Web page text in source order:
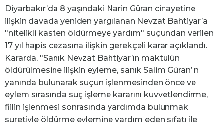
Diyarbakır’da 8 yaşındaki Narin Güran cinayetine
ilişkin davada yeniden yargılanan Nevzat Bahtiyar’a
"nitelikli kasten öldürmeye yardım" suçundan verilen
17 yıl hapis cezasına ilişkin gerekçeli karar açıklandı.
Kararda, "Sanık Nevzat Bahtiyar’ın maktulün
öldürülmesine ilişkin eyleme, sanık Salim Güran’ın
yanında bulunarak suçun işlenmesinden önce ve
eylem sırasında suç işleme kararını kuvvetlendirme,
fiilin işlenmesi sonrasında yardımda bulunmak
suretiyle öldürme eylemine yardım eden sıfatı ile